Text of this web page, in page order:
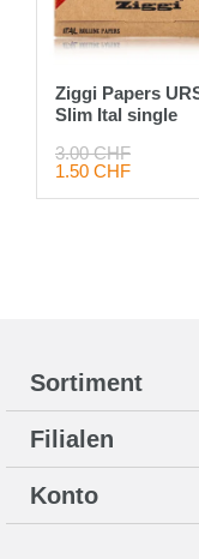
Ziggi Papers
Slim Ital single
3.00 CHF
1.50 CHF
Sortiment
Filialen
Konto